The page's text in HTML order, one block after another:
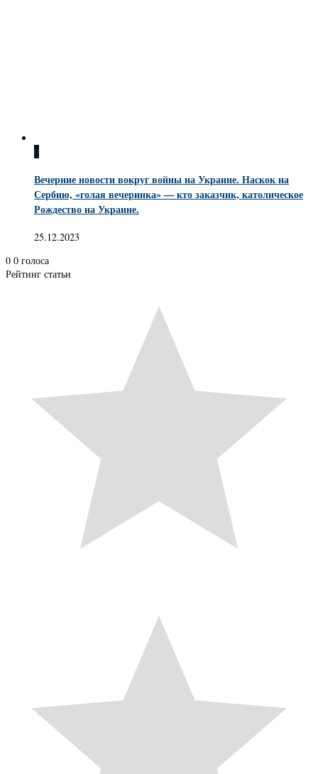
0
Вечерние новости вокруг войны на Украине. Наскок на
Сербию, «голая вечеринка» — кто заказчик, католическое
Рождество на Украине.
25.12.2023
0 0 голоса
Рейтинг статьи